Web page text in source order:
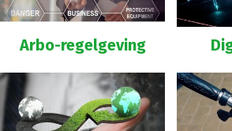
Arbo-regelgeving